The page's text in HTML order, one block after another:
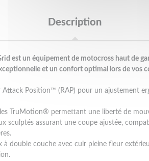
Description
est un équipement de motocross haut de
et un confort optimal lors de vos
Position™ (RAP) pour un ajustement
TruMotion® permettant une liberté de
sculptés assurant une coupe ajustée,
à double couche avec cuir pleine fleur